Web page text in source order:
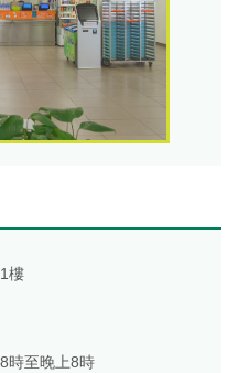
樓
時至晚上8時